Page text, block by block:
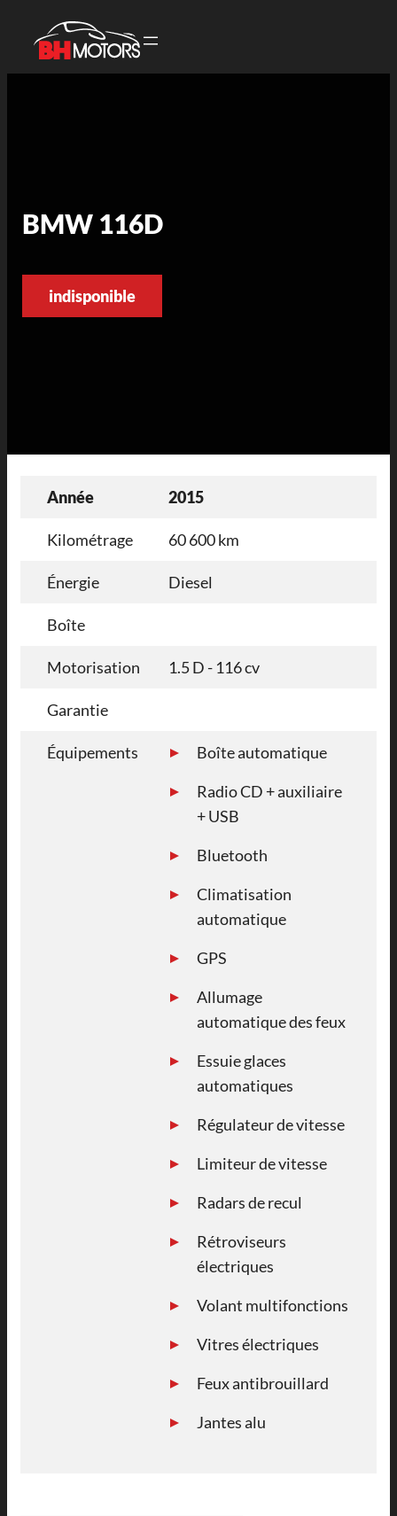
BMW 116D
indisponible
Année 2015
Kilométrage 60 600 km
Énergie Diesel
Boîte
Motorisation 1.5 D - 116 cv
Garantie
Équipements
Boîte automatique
Radio CD + auxiliaire
+ USB
Bluetooth
Climatisation
automatique
GPS
Allumage
automatique des feux
Essuie glaces
automatiques
Régulateur de vitesse
Limiteur de vitesse
Radars de recul
Rétroviseurs
électriques
Volant multifonctions
Vitres électriques
Feux antibrouillard
Jantes alu